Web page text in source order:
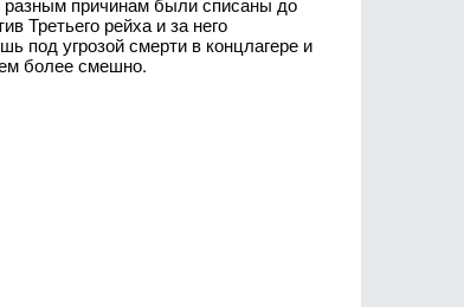
Третьего рейха и за него
под угрозой смерти в концлагере и
более смешно.